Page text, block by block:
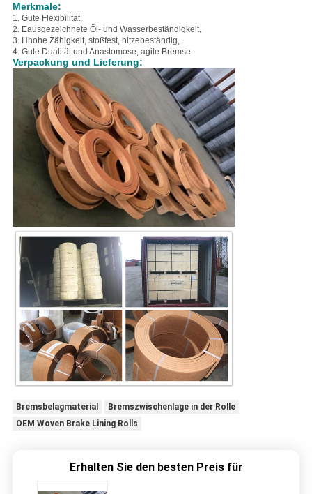
Merkmale:
1. Gute Flexibilität,
2. Eausgezeichnete Öl- und Wasserbeständigkeit,
3. H hohe Zähigkeit, stoßfest, hitzebeständig,
4. Gute Dualität und Anastomose, agile Bremse.
Verpackung und Lieferung:
Bremsbelagmaterial
Bremszwischenlage in der Rolle
OEM Woven Brake Lining Rolls
Erhalten Sie den besten Preis für